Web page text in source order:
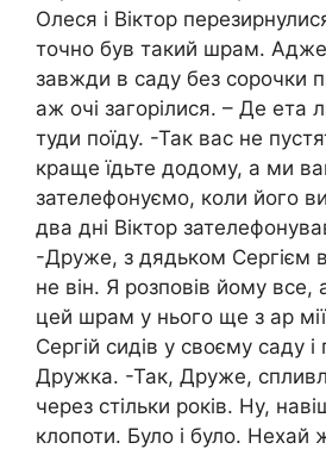
Олеся і Віктор
точно був такий шрам. Адже
завжди в саду без сорочки
аж очі загорілися. – Де ета
туди поїду. -Так вас не
краще їдьте додому, а ми
зателефонуємо, коли його
два дні Віктор
-Друже, з дядьком Сергієм
не він. Я розповів йому все,
цей шрам у нього ще з ар
Сергій сидів у своєму саду
Дружка. -Так, Друже,
через стільки років. Ну,
клопоти. Було і було. Нехай